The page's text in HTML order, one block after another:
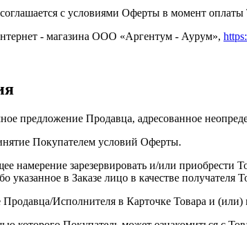
с условиями Оферты в момент оплаты
- магазина ООО «Аргентум - Аурум»,
предложение Продавца, адресованное
Покупателем условий Оферты.
намерение зарезервировать и/или
указанное в Заказе лицо в качестве получателя
Продавца/Исполнителя в Карточке Товара и (или)